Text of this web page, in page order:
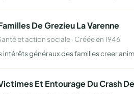
De Grezieu La Varenne
et action sociale · Créée en 1946
intérêts généraux des familles creer
Et Entourage Du Crash